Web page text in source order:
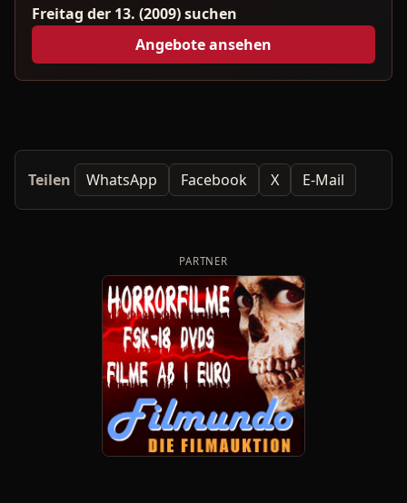
Freitag der 13. (2009) suchen
Angebote ansehen
Teilen WhatsApp Facebook X E-Mail
PARTNER